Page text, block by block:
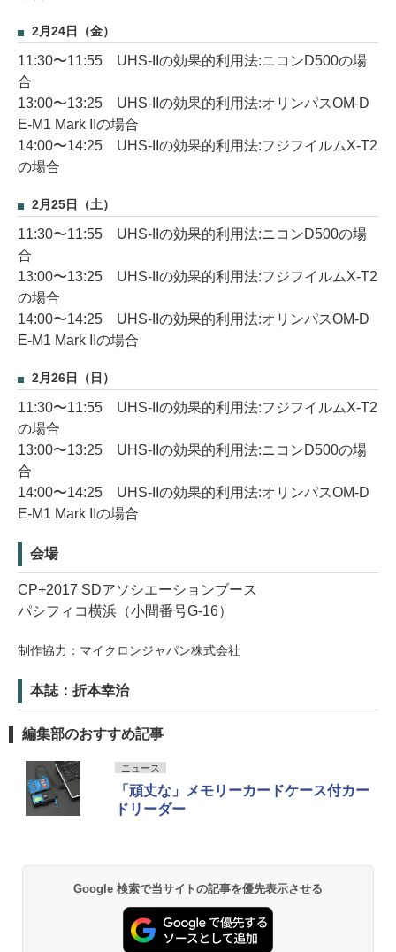
2月24日（金）
11:30〜11:55 UHS-IIの効果的利用法:ニコンD500の場
合
13:00〜13:25 UHS-IIの効果的利用法:オリンパスOM-D
E-M1 Mark IIの場合
14:00〜14:25 UHS-IIの効果的利用法:フジフイルムX-T2
の場合
2月25日（土）
11:30〜11:55 UHS-IIの効果的利用法:ニコンD500の場
合
13:00〜13:25 UHS-IIの効果的利用法:フジフイルムX-T2
の場合
14:00〜14:25 UHS-IIの効果的利用法:オリンパスOM-D
E-M1 Mark IIの場合
2月26日（日）
11:30〜11:55 UHS-IIの効果的利用法:フジフイルムX-T2
の場合
13:00〜13:25 UHS-IIの効果的利用法:ニコンD500の場
合
14:00〜14:25 UHS-IIの効果的利用法:オリンパスOM-D
E-M1 Mark IIの場合
会場
CP+2017 SDアソシエーションブース
パシフィコ横浜（小間番号G-16）
制作協力：マイクロンジャパン株式会社
本誌：折本幸治
編集部のおすすめ記事
ニュース
「頑丈な」メモリーカードケース付カー
ドリーダー
Google 検索で当サイトの記事を優先表示させる